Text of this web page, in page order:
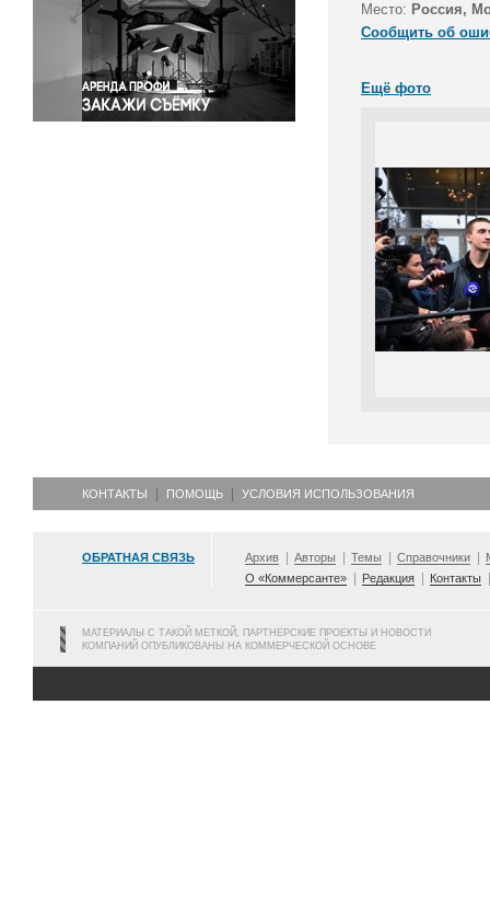
Спорт
Экология
Экономика и бизнес
Место: Россия,
Сообщить об
Ещё фото
КОНТАКТЫ ПОМОЩЬ УСЛОВИЯ ИСПОЛЬЗОВАНИЯ
ОБРАТНАЯ СВЯЗЬ Архив Авторы Темы Справочники
О «Коммерсанте»
Редакция Контакты
МАТЕРИАЛЫ С ТАКОЙ МЕТКОЙ, ПАРТНЕРСКИЕ ПРОЕКТЫ И НОВОСТИ
КОМПАНИЙ ОПУБЛИКОВАНЫ НА КОММЕРЧЕСКОЙ ОСНОВЕ